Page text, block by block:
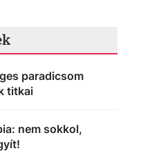
paradicsom
titkai
nem sokkol,